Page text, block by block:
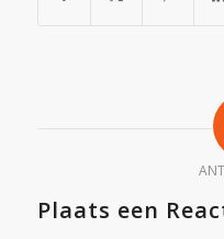
Plaats een